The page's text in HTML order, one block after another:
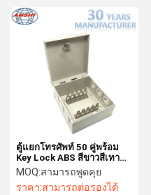
ทัวร์โรงงาน
ตู้แยกโทรศัพท์ 50 คู่พร้อม
Key Lock ABS สีขาวสีเทา
DP DB Box
MOQ:สามารถพูดคุย
ราคา:สามารถต่อรองได้